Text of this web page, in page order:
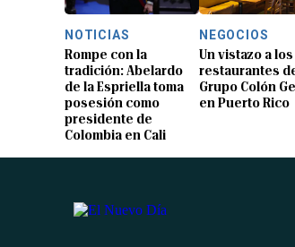
NOTICIAS
Rompe con la
tradición: Abelardo
de la Espriella toma
posesión como
presidente de
Colombia en Cali
NEGOCIOS
Un vistazo a los
restaurantes
Grupo Colón
en Puerto Rico